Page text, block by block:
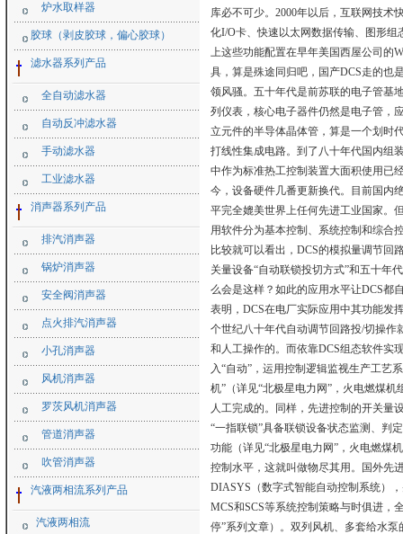
炉水取样器
胶球（剥皮胶球，偏心胶球）
滤水器系列产品
全自动滤水器
自动反冲滤水器
手动滤水器
工业滤水器
消声器系列产品
排汽消声器
锅炉消声器
安全阀消声器
点火排汽消声器
小孔消声器
风机消声器
罗茨风机消声器
管道消声器
吹管消声器
汽液两相流系列产品
汽液两相流
库必不可少。2000年以后，互联网技术
化I/O卡、快速以太网数据传输、图形
上这些功能配置在早年美国西屋公司的
具，算是殊途同归吧，国产DCS走的也
领风骚。五十年代是前苏联的电子管基
列仪表，核心电子器件仍然是电子管，
立元件的半导体晶体管，算是一个划时
打线性集成电路。到了八十年代国内组
中作为标准热工控制装置大面积使用已
今，设备硬件几番更新换代。目前国内
平完全媲美世界上任何先进工业国家。
用软件分为基本控制、系统控制和综合
比较就可以看出，DCS的模拟量调节回
关量设备“自动联锁投切方式”和五十年
么会是这样？如此的应用水平让DCS都
表明，DCS在电厂实际应用中其功能发
个世纪八十年代自动调节回路投/切操作
和人工操作的。而依靠DCS组态软件实
入“自动”，运用控制逻辑监视生产工艺
机”（详见“北极星电力网”，火电燃煤
人工完成的。同样，先进控制的开关量
“一指联锁”具备联锁设备状态监测、判
功能（详见“北极星电力网”，火电燃煤
控制水平，这就叫做物尽其用。国外先
DIASYS（数字式智能自动控制系统）
MCS和SCS等系统控制策略与时俱进，
停”系列文章）。双列风机、多套给水